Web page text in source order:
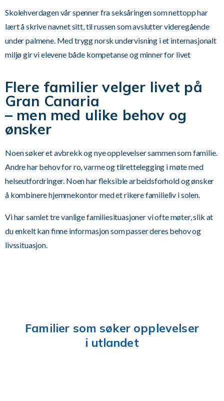
Skolehverdagen vår spenner fra seksåringen som nettopp har
lært å skrive navnet sitt, til russen som avslutter videregående
under palmene. Med trygg norsk undervisning i et internasjonalt
miljø gir vi elevene både kompetanse og minner for livet
Flere familier velger livet på
Gran Canaria
– men med ulike behov og
ønsker
Noen søker et avbrekk og nye opplevelser sammen som familie.
Andre har behov for ro, varme og tilrettelegging i møte med
helseutfordringer. Noen har fleksible arbeidsforhold og ønsker
å kombinere hjemmekontor med et rikere familieliv i solen.
Vi har samlet tre vanlige familiesituasjoner vi ofte møter, slik at
du enkelt kan finne informasjon som passer deres behov og
livssituasjon.
Familier som søker opplevelser
i utlandet